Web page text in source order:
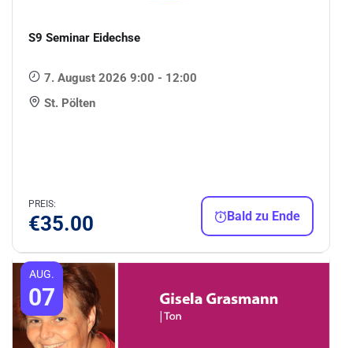
S9 Seminar Eidechse
7. August 2026 9:00 - 12:00
St. Pölten
PREIS:
€35.00 Bald zu Ende
AUG.
07